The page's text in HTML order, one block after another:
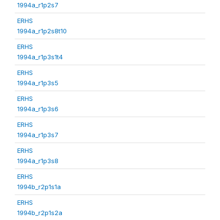
1994a_r1p2s7
ERHS
1994a_r1p2s8t10
ERHS
1994a_r1p3s1t4
ERHS
1994a_r1p3s5
ERHS
1994a_r1p3s6
ERHS
1994a_r1p3s7
ERHS
1994a_r1p3s8
ERHS
1994b_r2p1s1a
ERHS
1994b_r2p1s2a